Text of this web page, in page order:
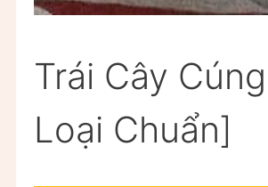
Trái Cây
Loại Chuẩn]